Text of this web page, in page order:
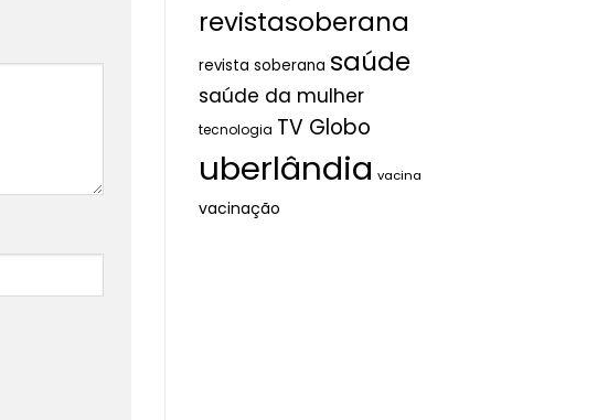
revistasoberana
revista soberana saúde
saúde da mulher
tecnologia TV Globo
uberlândia vacina
vacinação